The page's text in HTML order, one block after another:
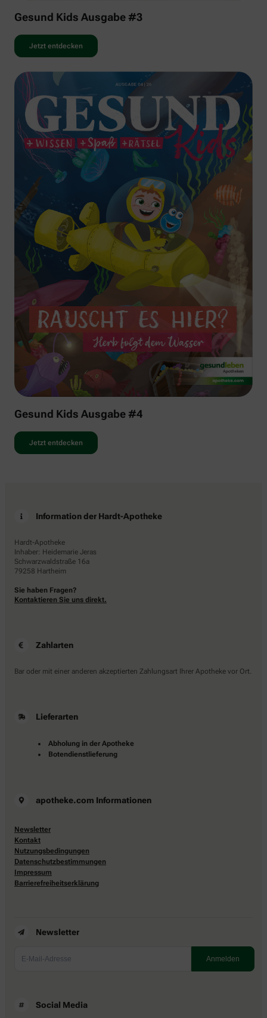
Gesund Kids Ausgabe #3
Jetzt entdecken
Gesund Kids Ausgabe #4
Jetzt entdecken
Information der Hardt-Apotheke
Hardt-Apotheke
Inhaber: Heidemarie Jeras
Schwarzwaldstraße 16a
79258 Hartheim
Sie haben Fragen?
Kontaktieren Sie uns direkt.
Zahlarten
Bar oder mit einer anderen akzeptierten Zahlungsart Ihrer Apotheke vor Ort.
Lieferarten
Abholung in der Apotheke
Botendienstlieferung
apotheke.com Informationen
Newsletter
Kontakt
Nutzungsbedingungen
Datenschutzbestimmungen
Impressum
Barrierefreiheitserklärung
Newsletter
Social Media